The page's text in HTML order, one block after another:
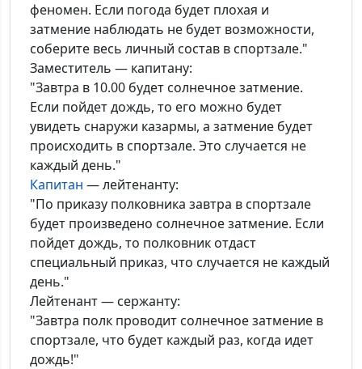
Добавить
феномен. Если погода будет плохая и
затмение наблюдать не будет возможности,
соберите весь личный состав в спортзале."
Заместитель — капитану:
"Завтра в 10.00 будет солнечное затмение.
Если пойдет дождь, то его можно будет
увидеть снаружи казармы, а затмение будет
происходить в спортзале. Это случается не
каждый день."
Капитан — лейтенанту:
"По приказу полковника завтра в спортзале
будет произведено солнечное затмение. Если
пойдет дождь, то полковник отдаст
специальный приказ, что случается не каждый
день."
Лейтенант — сержанту:
"Завтра полк проводит солнечное затмение в
спортзале, что будет каждый раз, когда идет
дождь!"